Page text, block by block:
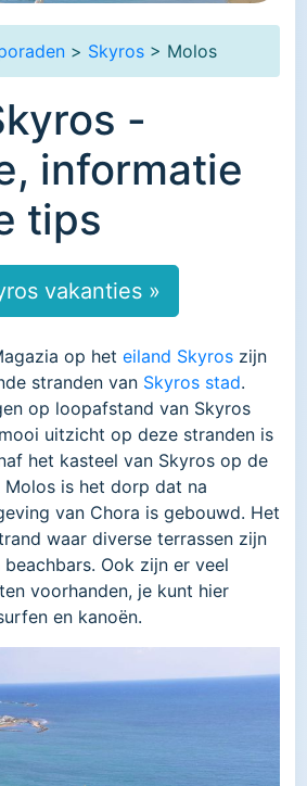
> Skyros > Molos
-
informatie
tips
vakanties »
op het eiland Skyros zijn
stranden van Skyros stad.
op loopafstand van Skyros
uitzicht op deze stranden is
het kasteel van Skyros op de
is het dorp dat na
van Chora is gebouwd. Het
waar diverse terrassen zijn
Ook zijn er veel
voorhanden, je kunt hier
en kanoën.